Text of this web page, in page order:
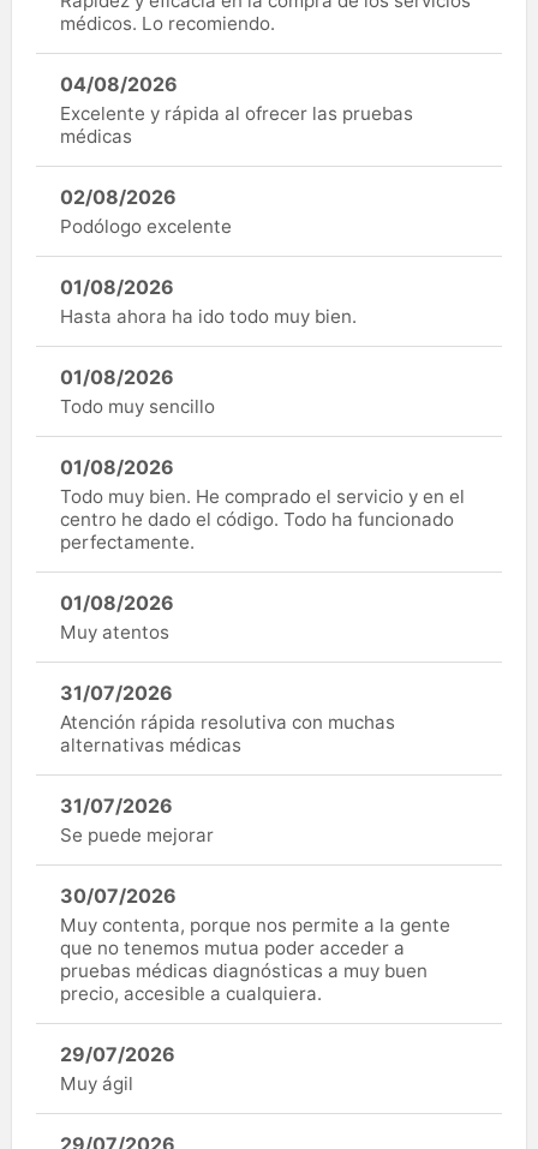
médicos. Lo recomiendo.
04/08/2026
Excelente y rápida al ofrecer las pruebas
médicas
02/08/2026
Podólogo excelente
01/08/2026
Hasta ahora ha ido todo muy bien.
01/08/2026
Todo muy sencillo
01/08/2026
Todo muy bien. He comprado el servicio y en el
centro he dado el código. Todo ha funcionado
perfectamente.
01/08/2026
Muy atentos
31/07/2026
Atención rápida resolutiva con muchas
alternativas médicas
31/07/2026
Se puede mejorar
30/07/2026
Muy contenta, porque nos permite a la gente
que no tenemos mutua poder acceder a
pruebas médicas diagnósticas a muy buen
precio, accesible a cualquiera.
29/07/2026
Muy ágil
29/07/2026